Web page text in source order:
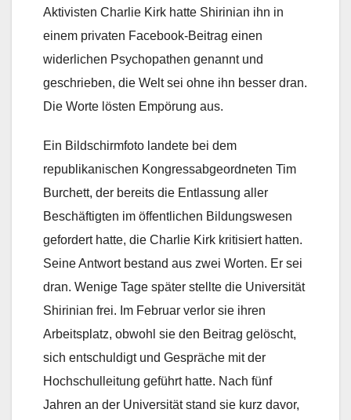
Aktivisten Charlie Kirk hatte Shirinian ihn in
einem privaten Facebook-Beitrag einen
widerlichen Psychopathen genannt und
geschrieben, die Welt sei ohne ihn besser dran.
Die Worte lösten Empörung aus.
Ein Bildschirmfoto landete bei dem
republikanischen Kongressabgeordneten Tim
Burchett, der bereits die Entlassung aller
Beschäftigten im öffentlichen Bildungswesen
gefordert hatte, die Charlie Kirk kritisiert hatten.
Seine Antwort bestand aus zwei Worten. Er sei
dran. Wenige Tage später stellte die Universität
Shirinian frei. Im Februar verlor sie ihren
Arbeitsplatz, obwohl sie den Beitrag gelöscht,
sich entschuldigt und Gespräche mit der
Hochschulleitung geführt hatte. Nach fünf
Jahren an der Universität stand sie kurz davor,